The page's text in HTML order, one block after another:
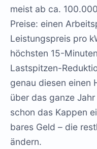
meist ab ca.
Preise: einen
Leistungspreis pro
höchsten 15-
Lastspitzen-
genau diesen einen
über das ganze
schon das Kappen
bares Geld – die
ändern.